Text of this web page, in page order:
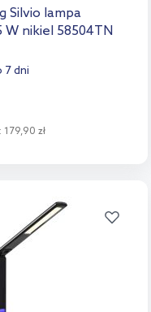
Silvio lampa
W nikiel 58504TN
7 dni
179,90 zł
do porównania